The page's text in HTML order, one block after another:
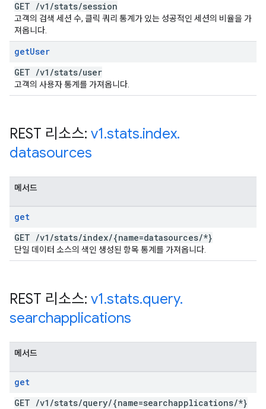
GET /v1 /stats/session
고객의 검색 세션 수, 클릭 쿼리 통계가 있는 성공적인 세션의 비율을 가
져옵니다.
getUser
GET /v1 /stats/user
고객의 사용자 통계를 가져옵니다.
REST 리소스: v1.stats.index.
datasources
메서드
get
GET /v1 /stats/index/{name=datasources/*}
단일 데이터 소스의 색인 생성된 항목 통계를 가져옵니다.
REST 리소스: v1.stats.query.
searchapplications
메서드
get
GET /v1 /stats/query/{name=searchapplications/*}